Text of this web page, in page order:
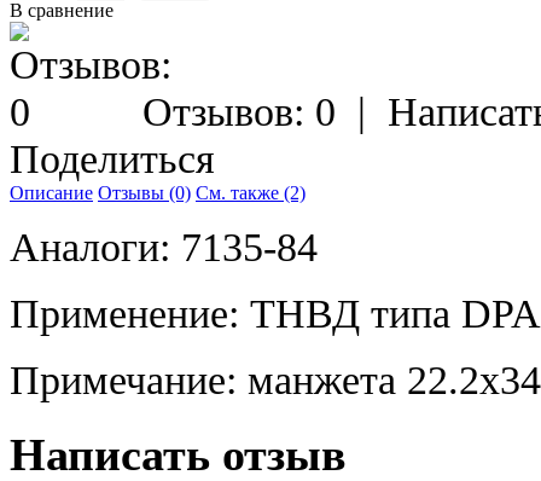
В сравнение
Отзывов: 0 |
Поделиться
Описание Отзывы (0) См. также (2)
Аналоги: 7135-84
Применение: ТНВД типа DPA
Примечание: манжета
Написать отзыв